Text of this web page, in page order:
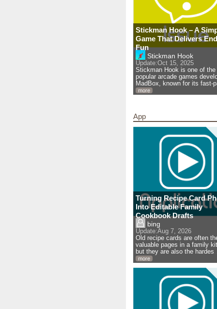
Stickman Hook – A
Game That Delivers
Fun
Stickman Hook
Update:Oct 15, 2025
Stickman Hook is one of
popular arcade games
MadBox, known for its fast-
more
App
Turning Recipe Card
Into Editable Family
Cookbook Drafts
bing
Update:Aug 7, 2026
Old recipe cards are often
valuable pages in a family
but they are also the hardes
more